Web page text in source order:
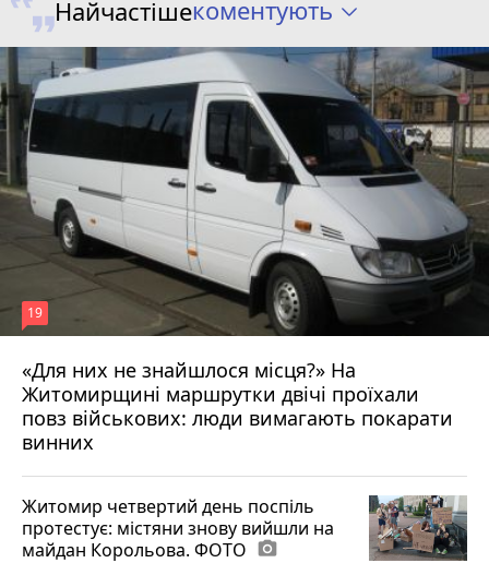
Найчастішекоментують
«Для них не знайшлося місця?» На
Житомирщині маршрутки двічі проїхали
повз військових: люди вимагають покарати
винних
19
17 липня 2026 р.
Житомир четвертий день поспіль
протестує: містяни знову вийшли на
майдан Корольова. ФОТО photo_camera